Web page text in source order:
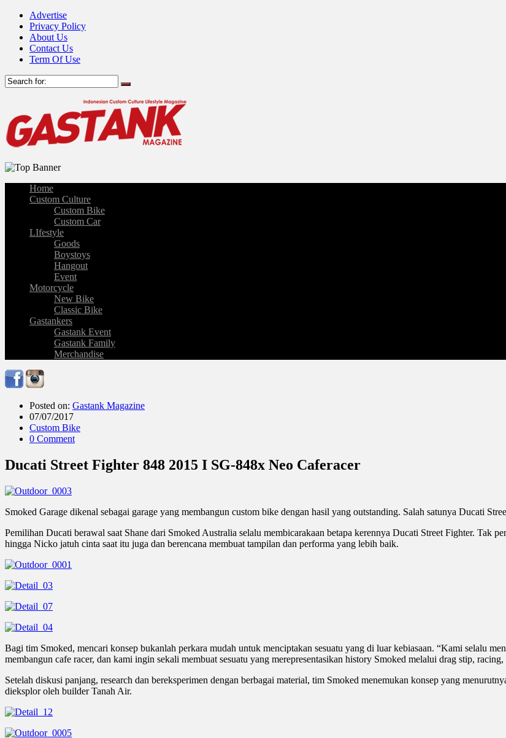
Advertise
Privacy Policy
About Us
Contact Us
Term Of Use
Home
Custom Culture
Custom Bike
Custom Car
LIfestyle
Goods
Boystoys
Hangout
Event
Motorcycle
New Bike
Classic Bike
Gastankers
Gastank Event
Gastank Family
Merchandise
Posted on: Gastank Magazine
07/07/2017
Custom Bike
0 Comment
Ducati Street Fighter 848 2015 I SG-848x Neo Caferacer
Smoked Garage dikenal sebagai garage yang membangun custom bike dengan hasil yang outstanding. Salah satunya Ducati
Pemilihan Ducati berawal saat Shane dari Smoked Australia selalu membicarakaan betapa kerennya Ducati Street Fighter. Tak
hingga Nicko jatuh cinta saat itu juga dan berencana membuat tampilan dan performa yang lebih baik.
Bagi tim Smoked, mencari konsep bukanlah perkara mudah untuk menciptakan sesuatu yang di luar kebiasaan. “Kami selalu
membangun cafe racer, dan kami ingin sekali membuat sesuatu yang merepresentasikan history Smoked melalui drag stip,
Setelah diskusi panjang, research dan bereksperimen dengan berbagai material, tim Smoked menemukan konsep yang
dieksplor oleh builder Tanah Air.